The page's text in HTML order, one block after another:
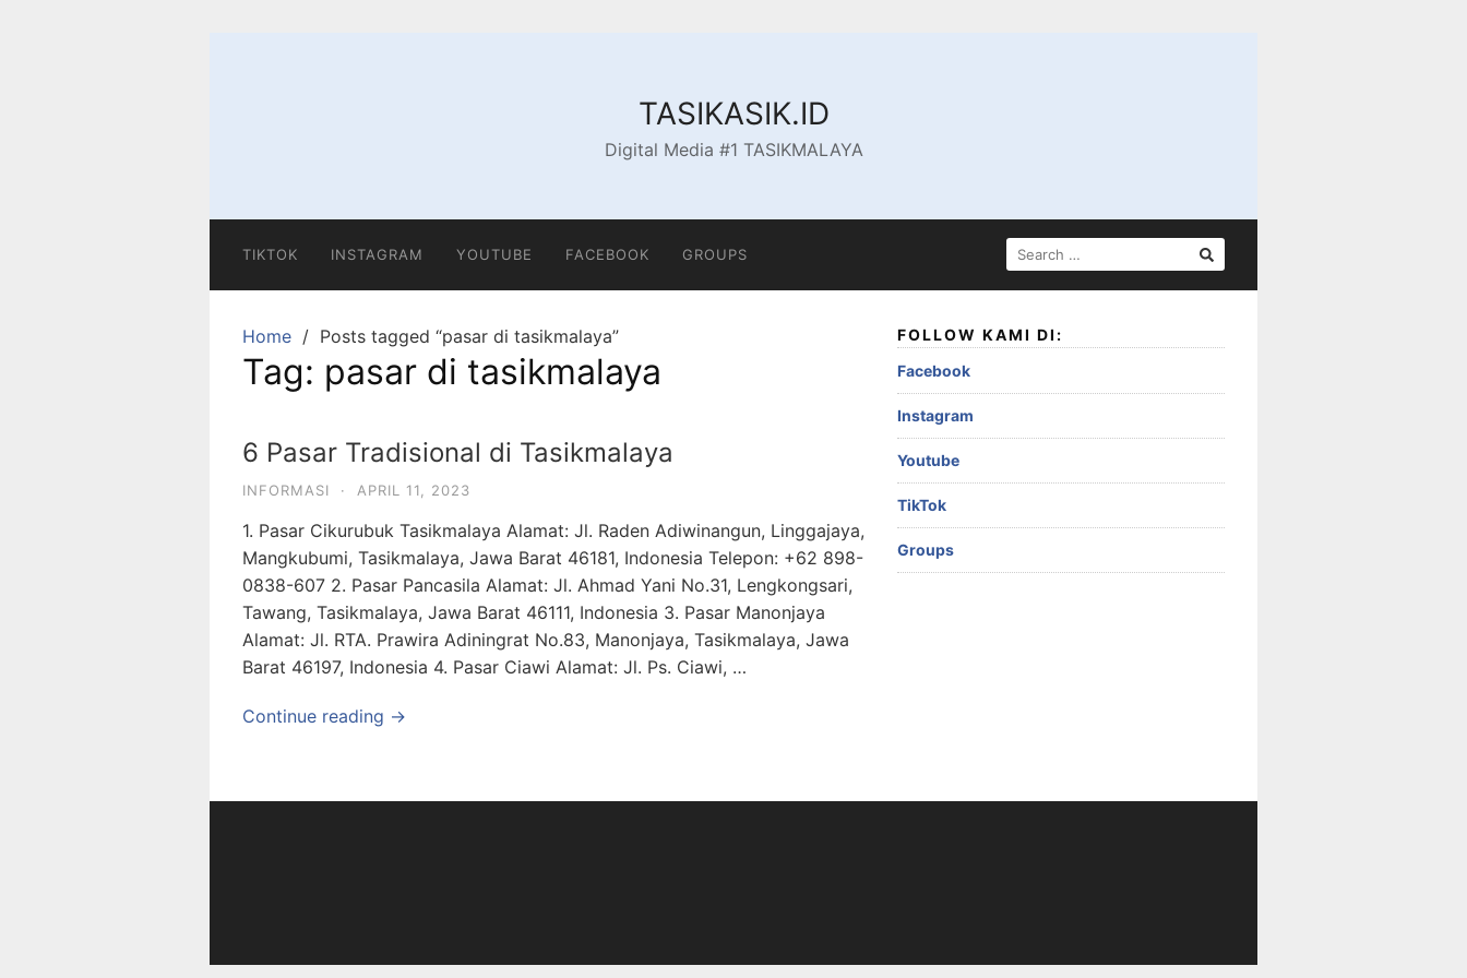
TASIKASIK.ID
Digital Media #1 TASIKMALAYA
TIKTOK INSTAGRAM YOUTUBE FACEBOOK GROUPS
SEARCH
FOR:
Home Posts tagged “pasar di tasikmalaya”
Tag: pasar di tasikmalaya
6 Pasar Tradisional di Tasikmalaya
INFORMASI · APRIL 11, 2023
1. Pasar Cikurubuk Tasikmalaya Alamat: Jl. Raden Adiwinangun, Linggajaya,
Mangkubumi, Tasikmalaya, Jawa Barat 46181, Indonesia Telepon: +62 898-
0838-607 2. Pasar Pancasila Alamat: Jl. Ahmad Yani No.31, Lengkongsari,
Tawang, Tasikmalaya, Jawa Barat 46111, Indonesia 3. Pasar Manonjaya
Alamat: Jl. RTA. Prawira Adiningrat No.83, Manonjaya, Tasikmalaya, Jawa
Barat 46197, Indonesia 4. Pasar Ciawi Alamat: Jl. Ps. Ciawi, …
Continue reading →
FOLLOW KAMI DI:
Facebook
Instagram
Youtube
TikTok
Groups